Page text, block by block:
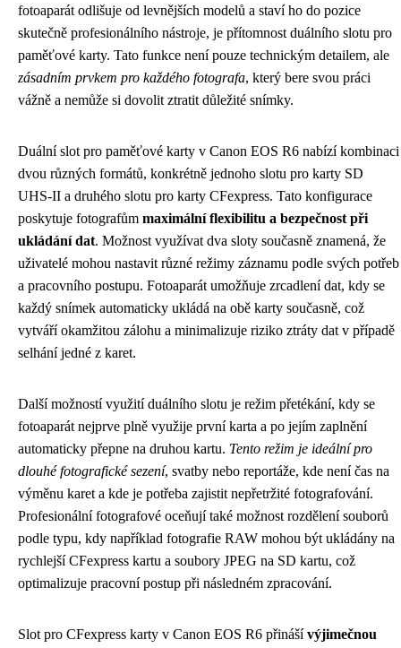
fotoaparát odlišuje od levnějších modelů a staví ho do pozice
skutečně profesionálního nástroje, je přítomnost duálního slotu pro
paměťové karty. Tato funkce není pouze technickým detailem, ale
zásadním prvkem pro každého fotografa, který bere svou práci
vážně a nemůže si dovolit ztratit důležité snímky.
Duální slot pro paměťové karty v Canon EOS R6 nabízí kombinaci
dvou různých formátů, konkrétně jednoho slotu pro karty SD
UHS-II a druhého slotu pro karty CFexpress. Tato konfigurace
poskytuje fotografům maximální flexibilitu a bezpečnost při
ukládání dat. Možnost využívat dva sloty současně znamená, že
uživatelé mohou nastavit různé režimy záznamu podle svých potřeb
a pracovního postupu. Fotoaparát umožňuje zrcadlení dat, kdy se
každý snímek automaticky ukládá na obě karty současně, což
vytváří okamžitou zálohu a minimalizuje riziko ztráty dat v případě
selhání jedné z karet.
Další možností využití duálního slotu je režim přetékání, kdy se
fotoaparát nejprve plně využije první karta a po jejím zaplnění
automaticky přepne na druhou kartu. Tento režim je ideální pro
dlouhé fotografické sezení, svatby nebo reportáže, kde není čas na
výměnu karet a kde je potřeba zajistit nepřetržité fotografování.
Profesionální fotografové oceňují také možnost rozdělení souborů
podle typu, kdy například fotografie RAW mohou být ukládány na
rychlejší CFexpress kartu a soubory JPEG na SD kartu, což
optimalizuje pracovní postup při následném zpracování.
Slot pro CFexpress karty v Canon EOS R6 přinášívýjimečnou